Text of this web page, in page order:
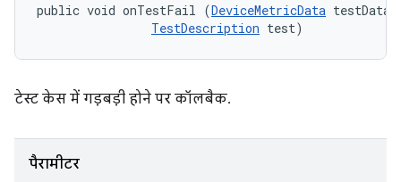
public void onTestFail (DeviceMetricData
TestDescription test)
टेस्ट केस में गड़बड़ी होने पर कॉलबैक.
पैरामीटर